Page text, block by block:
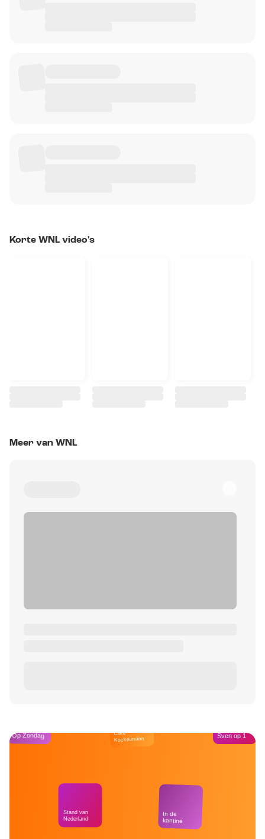
Korte WNL video's
Meer van WNL
Op Zondag
Stand van
Nederland
Café
Kockelmann
In de
kantine
Sven op 1